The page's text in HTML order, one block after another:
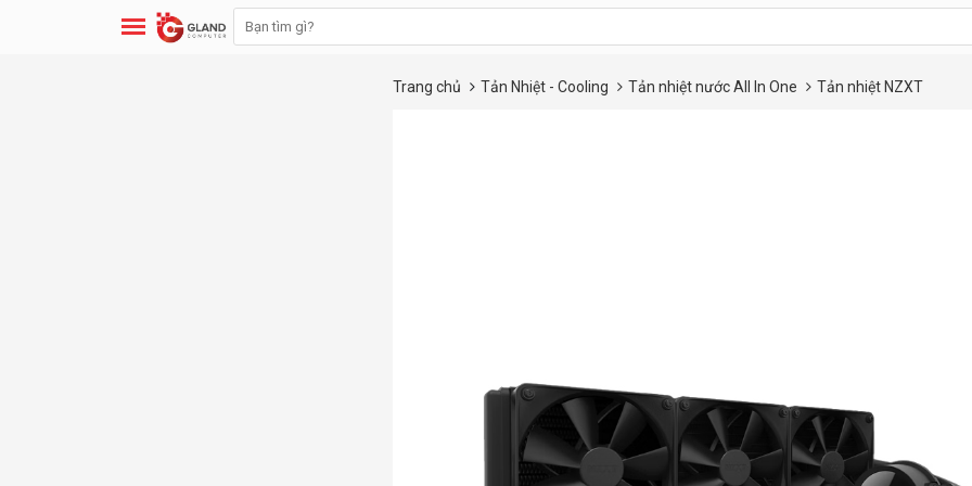
Trang chủ Tản Nhiệt - Cooling Tản nhiệt nước All In One Tản nhiệt NZXT